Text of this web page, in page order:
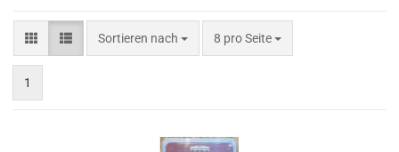
Sortieren nach 8 pro Seite
1